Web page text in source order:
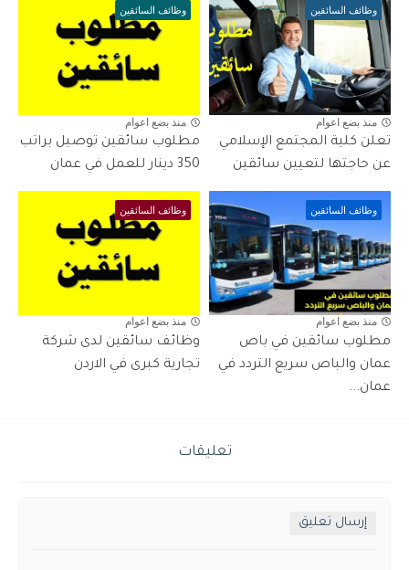
وظائف السائقين
منذ بضع اعوام
تعلن كلية المجتمع الإسلامي
عن حاجتها لتعيين سائقين
وظائف السائقين
منذ بضع اعوام
مطلوب سائقين توصيل براتب
350 دينار للعمل في عمان
وظائف السائقين
منذ بضع اعوام
مطلوب سائقين في باص
عمان والباص سريع التردد في
عمان...
وظائف السائقين
منذ بضع اعوام
وظائف سائقين لدى شركة
تجارية كبرى في الاردن
تعليقات
إرسال تعليق